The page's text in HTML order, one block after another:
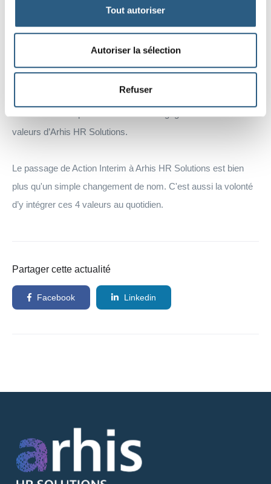
Tout autoriser
Autoriser la sélection
Refuser
Nos valeurs et l'identité qui animent cette évolution
Convivialité – Expertise – Audace – Engagement sont les
valeurs d’Arhis HR Solutions.
Le passage de Action Interim à Arhis HR Solutions est bien
plus qu'un simple changement de nom. C'est aussi la volonté
d’y intégrer ces 4 valeurs au quotidien.
Partager cette actualité
Facebook Linkedin